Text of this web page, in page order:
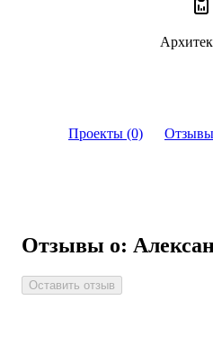
Проекты (0) Отзывы
Отзывы о:
Оставить отзыв